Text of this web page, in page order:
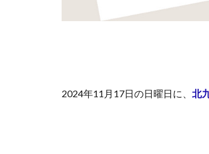
2024年11月17日の日曜日に、 北